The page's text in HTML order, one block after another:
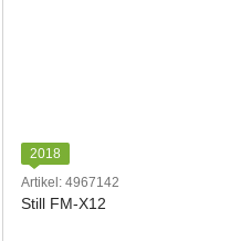
2018
Artikel: 4967142
Still FM-X12